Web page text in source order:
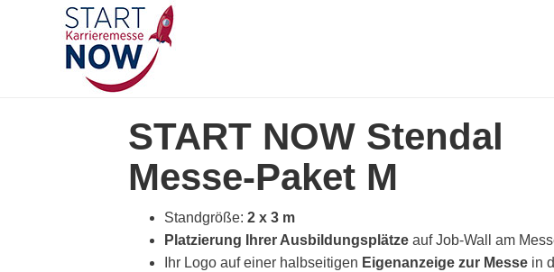
START NOW Stendal
Messe-Paket M
Standgröße: 2 x 3 m
Platzierung Ihrer Ausbildungsplätze auf Job-Wall am
Ihr Logo auf einer halbseitigen Eigenanzeige zur Messe in